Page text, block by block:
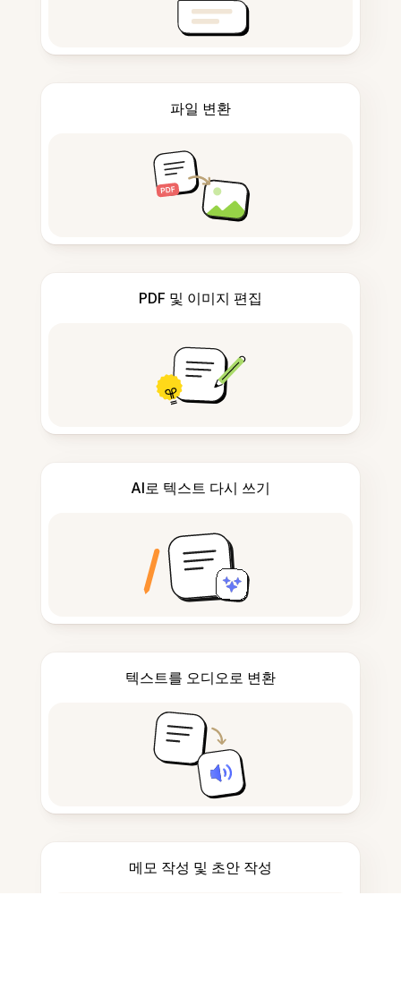
파일 변환
PDF 및 이미지 편집
AI로 텍스트 다시 쓰기
텍스트를 오디오로 변환
메모 작성 및 초안 작성